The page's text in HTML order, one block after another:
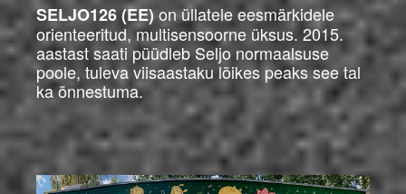
SELJO126 (EE)on üllatele eesmärkidele
orienteeritud, multisensoorne üksus. 2015.
aastast saati püüdleb Seljo normaalsuse
poole, tuleva viisaastaku lõikes peaks see tal
ka õnnestuma.